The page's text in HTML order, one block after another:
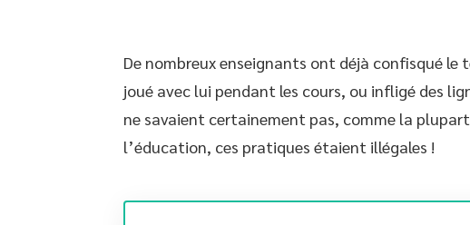
De nombreux enseignants ont déjà confisqué
joué avec lui pendant les cours, ou infligé des
ne savaient certainement pas, comme la
l’éducation, ces pratiques étaient illégales !